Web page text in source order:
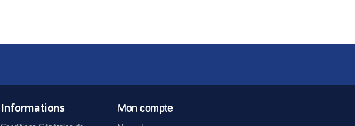
Informations Mon compte